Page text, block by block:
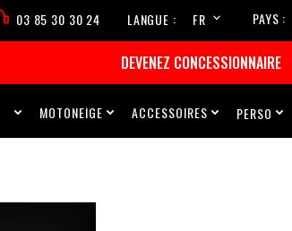
DEVENEZ CONCESSIONNAIRE
 MOTONEIGE  ACCESSOIRES  PERSO 
03 85 30 30 24 LANGUE
FR
PAYS